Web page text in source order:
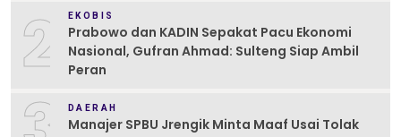
2 EKOBIS
Prabowo dan KADIN Sepakat Pacu Ekonomi
Nasional, Gufran Ahmad: Sulteng Siap Ambil
Peran
DAERAH
Manajer SPBU Jrengik Minta Maaf Usai Tolak